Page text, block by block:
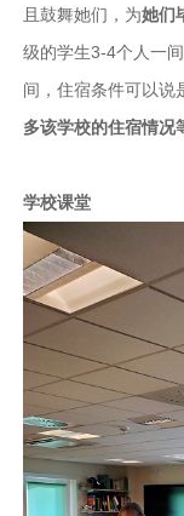
且鼓舞她们，为她们
级的学生3-4个人一
间，住宿条件可以说
多该学校的住宿情况
学校课堂